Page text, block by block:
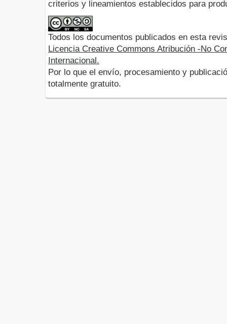
criterios y lineamientos establecidos para
Todos los documentos publicados en esta
Licencia Creative Commons Atribución -No
Internacional.
Por lo que el envío, procesamiento y
totalmente gratuito.